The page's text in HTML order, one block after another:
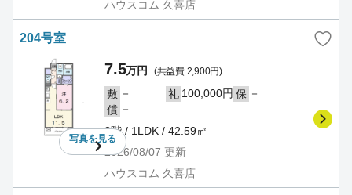
ハウスコム 久喜店
204号室
写真を見る
7.5万円 (共益費 2,900円)
敷 － 礼 100,000円 保 －
償 －
2階 / 1LDK / 42.59㎡
2026/08/07 更新
ハウスコム 久喜店